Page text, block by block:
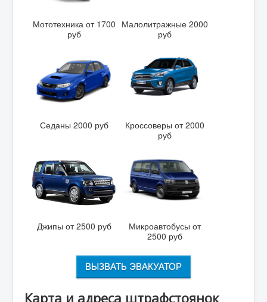
Мототехника от 1700
руб
Малолитражные 2000
руб
Седаны 2000 руб
Кроссоверы от 2000
руб
Джипы от 2500 руб
Микроавтобусы от
2500 руб
ВЫЗВАТЬ ЭВАКУАТОР
Карта и адреса штрафстоянок